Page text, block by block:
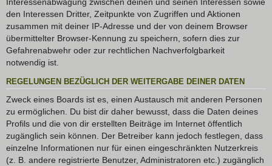
den Interessen Dritter, Zeitpunkte von Zugriffen und Aktionen
zusammen mit deiner IP-Adresse und der von deinem Browser
übermittelter Browser-Kennung zu speichern, sofern dies zur
Gefahrenabwehr oder zur rechtlichen Nachverfolgbarkeit
notwendig ist.
REGELUNGEN BEZÜGLICH DER WEITERGABE DEINER DATEN
Zweck eines Boards ist es, einen Austausch mit anderen Personen
zu ermöglichen. Du bist dir daher bewusst, dass die Daten deines
Profils und die von dir erstellten Beiträge im Internet öffentlich
zugänglich sein können. Der Betreiber kann jedoch festlegen, dass
einzelne Informationen nur für einen eingeschränkten Nutzerkreis
(z. B. andere registrierte Benutzer, Administratoren etc.) zugänglich